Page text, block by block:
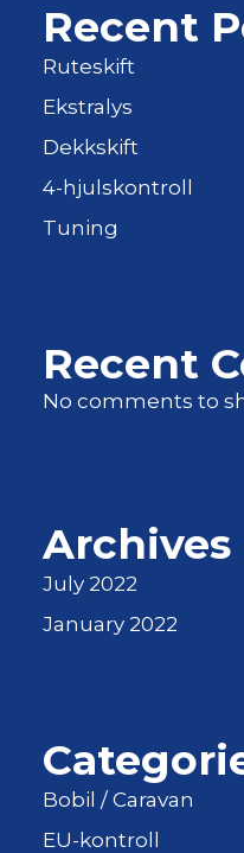
Recent
Ruteskift
Ekstralys
Dekkskift
4-hjulskontroll
Tuning
Recent
No comments to
Archives
July 2022
January 2022
Bobil / Caravan
EU-kontroll